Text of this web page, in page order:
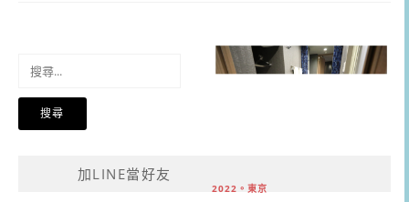
2022。東京
關
加LINE當好友